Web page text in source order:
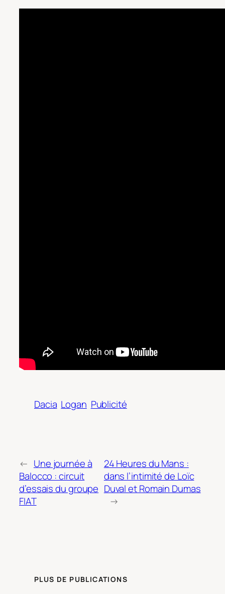
Dacia Logan Publicité
← Une journée à
Balocco : circuit
d’essais du groupe
FIAT
24 Heures du Mans :
dans l’intimité de Loïc
Duval et Romain Dumas
→
PLUS DE PUBLICATIONS